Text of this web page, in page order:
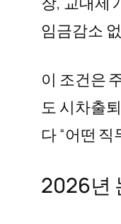
임금감소
이 조건은
도 시차출
다 “어떤
2026년